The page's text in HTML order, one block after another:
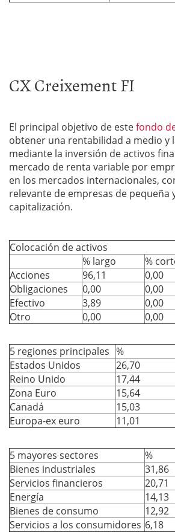
CX Creixement FI
El principal objetivo de estefondo
obtener una rentabilidad a medio y
mediante la inversión de activos
mercado de renta variable por
en los mercados internacionales,
relevante de empresas de pequeña
capitalización.
Colocación de activos
% largo
%
Acciones
96,11 0,00
Obligaciones
0,00 0,00
Efectivo
3,89 0,00
Otro
0,00 0,00
5 regiones principales %
Estados Unidos
26,70
Reino Unido
17,44
Zona Euro
15,64
Canadá
15,03
Europa-ex euro
11,01
5 mayores sectores
%
Bienes industriales
31,86
Servicios financieros
20,71
Energía
14,13
Bienes de consumo
12,92
Servicios a los consumidores 6,18